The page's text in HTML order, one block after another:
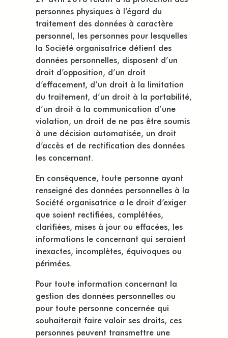
personnes physiques à l’égard du
traitement des données à caractère
personnel, les personnes pour lesquelles
la Société organisatrice détient des
données personnelles, disposent d’un
droit d’opposition, d’un droit
d’effacement, d’un droit à la limitation
du traitement, d’un droit à la portabilité,
d’un droit à la communication d’une
violation, un droit de ne pas être soumis
à une décision automatisée, un droit
d’accès et de rectification des données
les concernant.
En conséquence, toute personne ayant
renseigné des données personnelles à la
Société organisatrice a le droit d’exiger
que soient rectifiées, complétées,
clarifiées, mises à jour ou effacées, les
informations le concernant qui seraient
inexactes, incomplètes, équivoques ou
périmées.
Pour toute information concernant la
gestion des données personnelles ou
pour toute personne concernée qui
souhaiterait faire valoir ses droits, ces
personnes peuvent transmettre une